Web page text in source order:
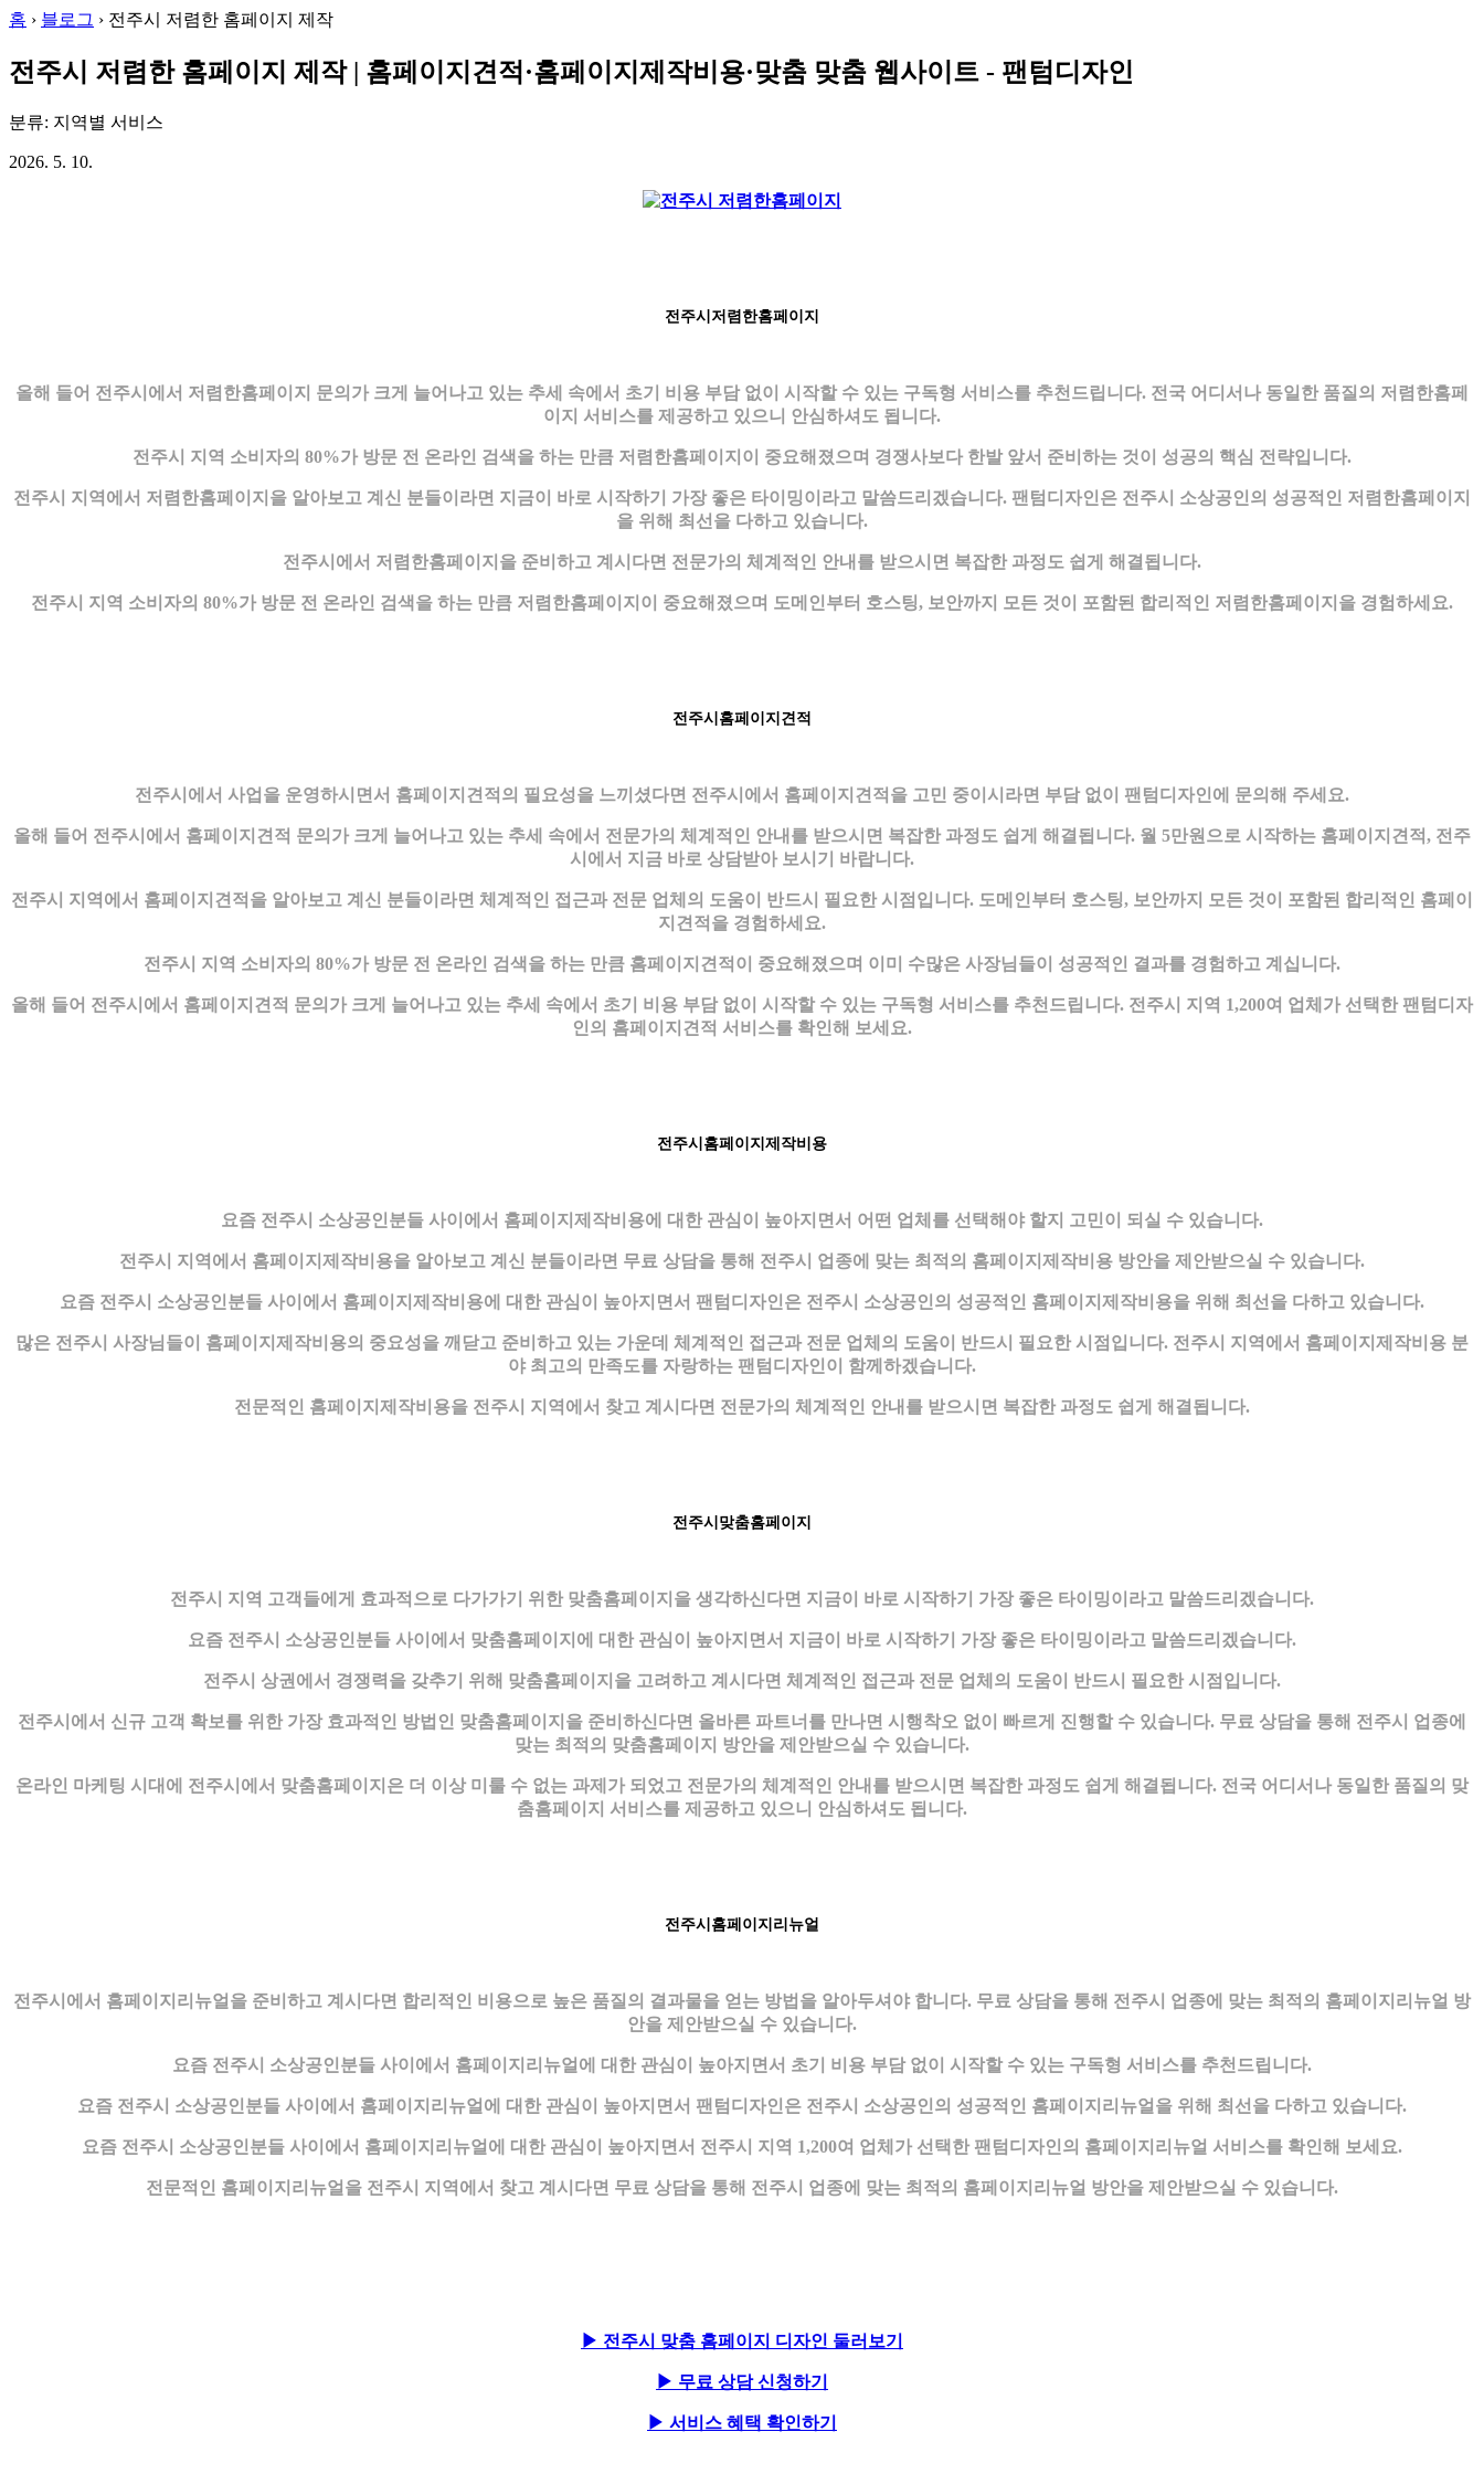
홈 › 블로그 › 전주시 저렴한 홈페이지 제작
전주시 저렴한 홈페이지 제작 | 홈페이지견적·홈페이지제작비용·맞춤 맞춤 웹사이트 - 팬텀디자인
분류: 지역별 서비스
2026. 5. 10.
전주시저렴한홈페이지
올해 들어 전주시에서 저렴한홈페이지 문의가 크게 늘어나고 있는 추세 속에서 초기 비용 부담 없이 시작할 수 있는 구독형 서비스를 추천드립니다. 전국 어디서나 동일한 품질의 저렴한홈페
이지 서비스를 제공하고 있으니 안심하셔도 됩니다.
전주시 지역 소비자의 80%가 방문 전 온라인 검색을 하는 만큼 저렴한홈페이지이 중요해졌으며 경쟁사보다 한발 앞서 준비하는 것이 성공의 핵심 전략입니다.
전주시 지역에서 저렴한홈페이지을 알아보고 계신 분들이라면 지금이 바로 시작하기 가장 좋은 타이밍이라고 말씀드리겠습니다. 팬텀디자인은 전주시 소상공인의 성공적인 저렴한홈페이지
을 위해 최선을 다하고 있습니다.
전주시에서 저렴한홈페이지을 준비하고 계시다면 전문가의 체계적인 안내를 받으시면 복잡한 과정도 쉽게 해결됩니다.
전주시 지역 소비자의 80%가 방문 전 온라인 검색을 하는 만큼 저렴한홈페이지이 중요해졌으며 도메인부터 호스팅, 보안까지 모든 것이 포함된 합리적인 저렴한홈페이지을 경험하세요.
전주시홈페이지견적
전주시에서 사업을 운영하시면서 홈페이지견적의 필요성을 느끼셨다면 전주시에서 홈페이지견적을 고민 중이시라면 부담 없이 팬텀디자인에 문의해 주세요.
올해 들어 전주시에서 홈페이지견적 문의가 크게 늘어나고 있는 추세 속에서 전문가의 체계적인 안내를 받으시면 복잡한 과정도 쉽게 해결됩니다. 월 5만원으로 시작하는 홈페이지견적, 전주
시에서 지금 바로 상담받아 보시기 바랍니다.
전주시 지역에서 홈페이지견적을 알아보고 계신 분들이라면 체계적인 접근과 전문 업체의 도움이 반드시 필요한 시점입니다. 도메인부터 호스팅, 보안까지 모든 것이 포함된 합리적인 홈페이
지견적을 경험하세요.
전주시 지역 소비자의 80%가 방문 전 온라인 검색을 하는 만큼 홈페이지견적이 중요해졌으며 이미 수많은 사장님들이 성공적인 결과를 경험하고 계십니다.
올해 들어 전주시에서 홈페이지견적 문의가 크게 늘어나고 있는 추세 속에서 초기 비용 부담 없이 시작할 수 있는 구독형 서비스를 추천드립니다. 전주시 지역 1,200여 업체가 선택한 팬텀디자
인의 홈페이지견적 서비스를 확인해 보세요.
전주시홈페이지제작비용
요즘 전주시 소상공인분들 사이에서 홈페이지제작비용에 대한 관심이 높아지면서 어떤 업체를 선택해야 할지 고민이 되실 수 있습니다.
전주시 지역에서 홈페이지제작비용을 알아보고 계신 분들이라면 무료 상담을 통해 전주시 업종에 맞는 최적의 홈페이지제작비용 방안을 제안받으실 수 있습니다.
요즘 전주시 소상공인분들 사이에서 홈페이지제작비용에 대한 관심이 높아지면서 팬텀디자인은 전주시 소상공인의 성공적인 홈페이지제작비용을 위해 최선을 다하고 있습니다.
많은 전주시 사장님들이 홈페이지제작비용의 중요성을 깨닫고 준비하고 있는 가운데 체계적인 접근과 전문 업체의 도움이 반드시 필요한 시점입니다. 전주시 지역에서 홈페이지제작비용 분
야 최고의 만족도를 자랑하는 팬텀디자인이 함께하겠습니다.
전문적인 홈페이지제작비용을 전주시 지역에서 찾고 계시다면 전문가의 체계적인 안내를 받으시면 복잡한 과정도 쉽게 해결됩니다.
전주시맞춤홈페이지
전주시 지역 고객들에게 효과적으로 다가가기 위한 맞춤홈페이지을 생각하신다면 지금이 바로 시작하기 가장 좋은 타이밍이라고 말씀드리겠습니다.
요즘 전주시 소상공인분들 사이에서 맞춤홈페이지에 대한 관심이 높아지면서 지금이 바로 시작하기 가장 좋은 타이밍이라고 말씀드리겠습니다.
전주시 상권에서 경쟁력을 갖추기 위해 맞춤홈페이지을 고려하고 계시다면 체계적인 접근과 전문 업체의 도움이 반드시 필요한 시점입니다.
전주시에서 신규 고객 확보를 위한 가장 효과적인 방법인 맞춤홈페이지을 준비하신다면 올바른 파트너를 만나면 시행착오 없이 빠르게 진행할 수 있습니다. 무료 상담을 통해 전주시 업종에
맞는 최적의 맞춤홈페이지 방안을 제안받으실 수 있습니다.
온라인 마케팅 시대에 전주시에서 맞춤홈페이지은 더 이상 미룰 수 없는 과제가 되었고 전문가의 체계적인 안내를 받으시면 복잡한 과정도 쉽게 해결됩니다. 전국 어디서나 동일한 품질의 맞
춤홈페이지 서비스를 제공하고 있으니 안심하셔도 됩니다.
전주시홈페이지리뉴얼
전주시에서 홈페이지리뉴얼을 준비하고 계시다면 합리적인 비용으로 높은 품질의 결과물을 얻는 방법을 알아두셔야 합니다. 무료 상담을 통해 전주시 업종에 맞는 최적의 홈페이지리뉴얼 방
안을 제안받으실 수 있습니다.
요즘 전주시 소상공인분들 사이에서 홈페이지리뉴얼에 대한 관심이 높아지면서 초기 비용 부담 없이 시작할 수 있는 구독형 서비스를 추천드립니다.
요즘 전주시 소상공인분들 사이에서 홈페이지리뉴얼에 대한 관심이 높아지면서 팬텀디자인은 전주시 소상공인의 성공적인 홈페이지리뉴얼을 위해 최선을 다하고 있습니다.
요즘 전주시 소상공인분들 사이에서 홈페이지리뉴얼에 대한 관심이 높아지면서 전주시 지역 1,200여 업체가 선택한 팬텀디자인의 홈페이지리뉴얼 서비스를 확인해 보세요.
전문적인 홈페이지리뉴얼을 전주시 지역에서 찾고 계시다면 무료 상담을 통해 전주시 업종에 맞는 최적의 홈페이지리뉴얼 방안을 제안받으실 수 있습니다.
▶ 전주시 맞춤 홈페이지 디자인 둘러보기
▶ 무료 상담 신청하기
▶ 서비스 혜택 확인하기